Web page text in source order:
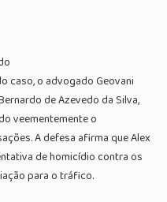
caso, o advogado Geovani
de Azevedo da Silva,
veementemente o
A defesa afirma que Alex
de homicídio contra os
para o tráfico.